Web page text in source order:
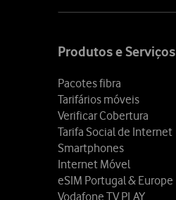
Produtos e Serviços
Pacotes fibra
Tarifários móveis
Verificar Cobertura
Tarifa Social de Internet
Smartphones
Internet Móvel
eSIM Portugal & Europe
Vodafone TV PLAY